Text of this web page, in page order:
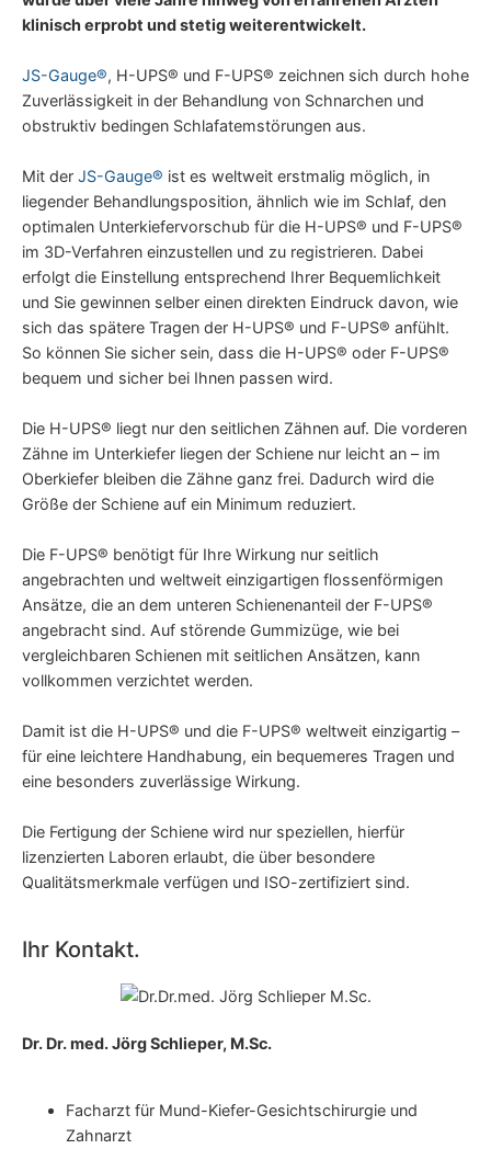
klinisch erprobt und stetig weiterentwickelt.
JS-Gauge®, H-UPS® und F-UPS® zeichnen sich durch hohe
Zuverlässigkeit in der Behandlung von Schnarchen und
obstruktiv bedingen Schlafatemstörungen aus.
Mit der JS-Gauge® ist es weltweit erstmalig möglich, in
liegender Behandlungsposition, ähnlich wie im Schlaf, den
optimalen Unterkiefervorschub für die H-UPS® und F-UPS®
im 3D-Verfahren einzustellen und zu registrieren. Dabei
erfolgt die Einstellung entsprechend Ihrer Bequemlichkeit
und Sie gewinnen selber einen direkten Eindruck davon, wie
sich das spätere Tragen der H-UPS® und F-UPS® anfühlt.
So können Sie sicher sein, dass die H-UPS® oder F-UPS®
bequem und sicher bei Ihnen passen wird.
Die H-UPS® liegt nur den seitlichen Zähnen auf. Die vorderen
Zähne im Unterkiefer liegen der Schiene nur leicht an – im
Oberkiefer bleiben die Zähne ganz frei. Dadurch wird die
Größe der Schiene auf ein Minimum reduziert.
Die F-UPS® benötigt für Ihre Wirkung nur seitlich
angebrachten und weltweit einzigartigen flossenförmigen
Ansätze, die an dem unteren Schienenanteil der F-UPS®
angebracht sind. Auf störende Gummizüge, wie bei
vergleichbaren Schienen mit seitlichen Ansätzen, kann
vollkommen verzichtet werden.
Damit ist die H-UPS® und die F-UPS® weltweit einzigartig –
für eine leichtere Handhabung, ein bequemeres Tragen und
eine besonders zuverlässige Wirkung.
Die Fertigung der Schiene wird nur speziellen, hierfür
lizenzierten Laboren erlaubt, die über besondere
Qualitätsmerkmale verfügen und ISO-zertifiziert sind.
Ihr Kontakt.
Dr. Dr. med. Jörg Schlieper, M.Sc.
Facharzt für Mund-Kiefer-Gesichtschirurgie und
Zahnarzt